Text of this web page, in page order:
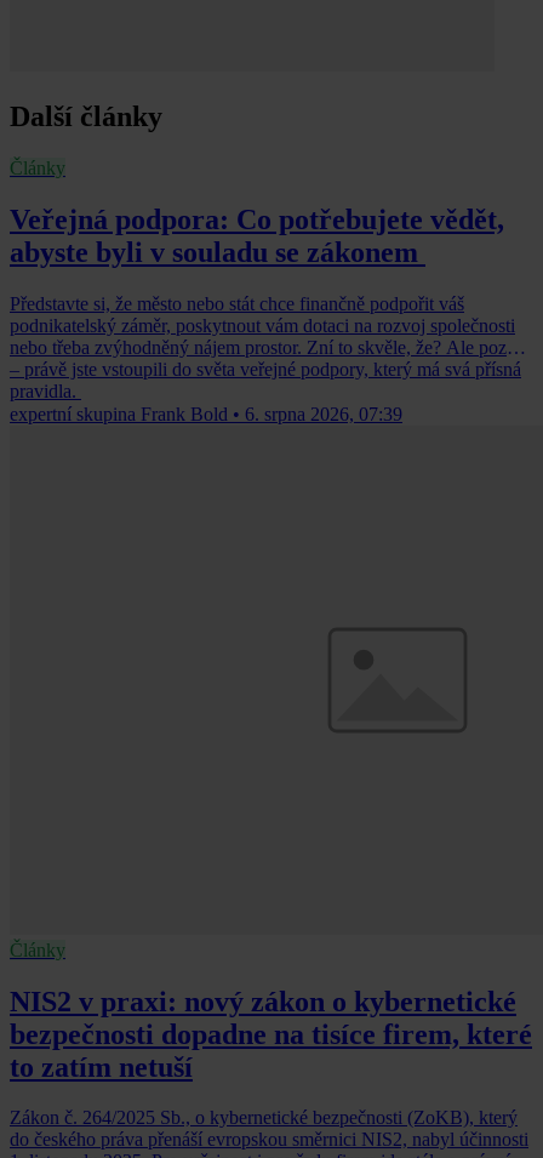
Další články
Články
Veřejná podpora: Co potřebujete vědět,
abyste byli v souladu se zákonem
Představte si, že město nebo stát chce finančně podpořit váš
podnikatelský záměr, poskytnout vám dotaci na rozvoj společnosti
nebo třeba zvýhodněný nájem prostor. Zní to skvěle, že? Ale pozor
– právě jste vstoupili do světa veřejné podpory, který má svá přísná
pravidla.
expertní skupina Frank Bold • 6. srpna 2026, 07:39
Články
NIS2 v praxi: nový zákon o kybernetické
bezpečnosti dopadne na tisíce firem, které
to zatím netuší
Zákon č. 264/2025 Sb., o kybernetické bezpečnosti (ZoKB), který
do českého práva přenáší evropskou směrnici NIS2, nabyl účinnosti